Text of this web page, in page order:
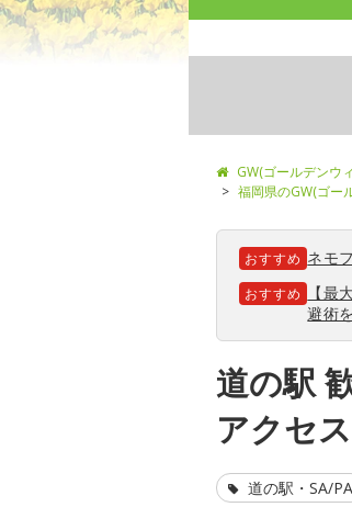
GW(ゴールデンウ
福岡県のGW(ゴー
おすすめ ネモ
おすすめ
【最
避術
道の駅
アクセス
道の駅・SA/PA